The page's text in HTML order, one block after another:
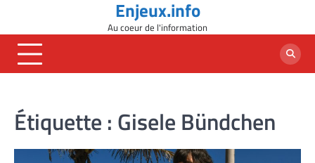
content
Enjeux.info
Au coeur de l'information
Étiquette : Gisele Bündchen